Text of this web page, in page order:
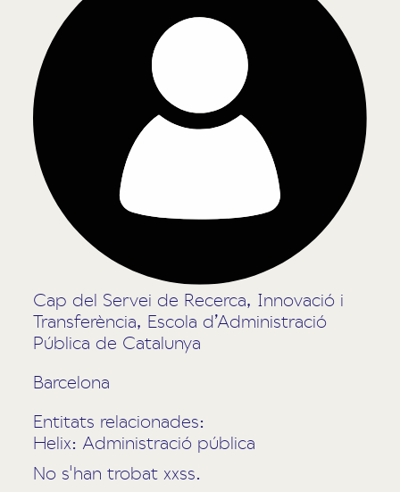
Cap del Servei de Recerca, Innovació i
Transferència, Escola d’Administració
Pública de Catalunya
Barcelona
Entitats relacionades:
Helix: Administració pública
No s'han trobat xxss.